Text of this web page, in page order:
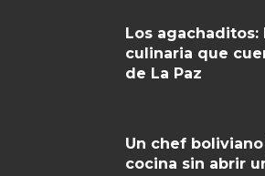
Los
culinaria que
de La Paz
Un chef
cocina sin abrir